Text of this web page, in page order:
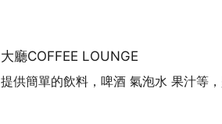
大廳COFFEE LOUNGE
提供簡單的飲料，啤酒 氣泡水 果汁等